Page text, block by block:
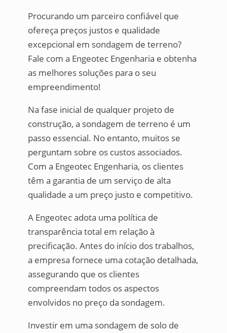
Procurando um parceiro confiável que
ofereça preços justos e qualidade
excepcional em sondagem de terreno?
Fale com a Engeotec Engenharia e obtenha
as melhores soluções para o seu
empreendimento!
Na fase inicial de qualquer projeto de
construção, a sondagem de terreno é um
passo essencial. No entanto, muitos se
perguntam sobre os custos associados.
Com a Engeotec Engenharia, os clientes
têm a garantia de um serviço de alta
qualidade a um preço justo e competitivo.
A Engeotec adota uma política de
transparência total em relação à
precificação. Antes do início dos trabalhos,
a empresa fornece uma cotação detalhada,
assegurando que os clientes
compreendam todos os aspectos
envolvidos no preço da sondagem.
Investir em uma sondagem de solo de